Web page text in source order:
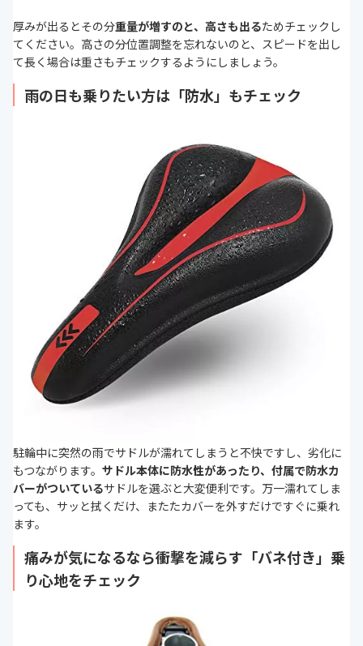
厚みが出るとその分重量が増すのと、高さも出るためチェックし
てください。高さの分位置調整を忘れないのと、スピードを出し
て長く場合は重さもチェックするようにしましょう。
雨の日も乗りたい方は「防水」もチェック
駐輪中に突然の雨でサドルが濡れてしまうと不快ですし、劣化に
もつながります。 サドル本体に防水性があったり、付属で防水カ
バーがついているサドルを選ぶと大変便利です。万一濡れてしま
っても、サッと拭くだけ、またたカバーを外すだけですぐに乗れ
ます。
痛みが気になるなら衝撃を減らす「バネ付き」乗
り心地をチェック